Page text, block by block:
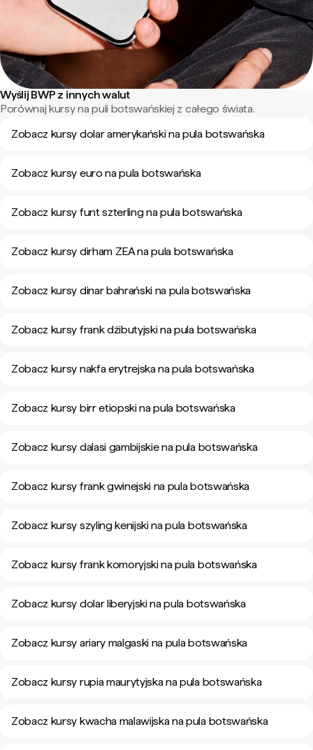
Wyślij BWP z innych walut
Porównaj kursy na puli botswańskiej z całego świata.
Zobacz kursy dolar amerykański na pula botswańska
Zobacz kursy euro na pula botswańska
Zobacz kursy funt szterling na pula botswańska
Zobacz kursy dirham ZEA na pula botswańska
Zobacz kursy dinar bahrański na pula botswańska
Zobacz kursy frank dżibutyjski na pula botswańska
Zobacz kursy nakfa erytrejska na pula botswańska
Zobacz kursy birr etiopski na pula botswańska
Zobacz kursy dalasi gambijskie na pula botswańska
Zobacz kursy frank gwinejski na pula botswańska
Zobacz kursy szyling kenijski na pula botswańska
Zobacz kursy frank komoryjski na pula botswańska
Zobacz kursy dolar liberyjski na pula botswańska
Zobacz kursy ariary malgaski na pula botswańska
Zobacz kursy rupia maurytyjska na pula botswańska
Zobacz kursy kwacha malawijska na pula botswańska